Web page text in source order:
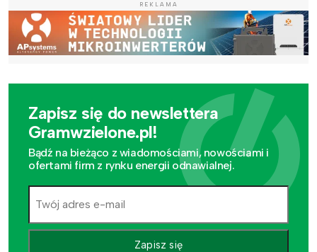
REKLAMA
Zapisz się do newslettera
Gramwzielone.pl!
Bądź na bieżąco z wiadomościami, nowościami i
ofertami firm z rynku energii odnawialnej.
Zapisz się